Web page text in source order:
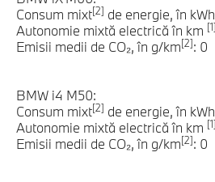
Consum mixt[2] de energie, în
Autonomie mixtă electrică în km
Emisii medii de CO₂, în g/km[2]: 0
BMW i4 M50:
Consum mixt[2] de energie, în
Autonomie mixtă electrică în km
Emisii medii de CO₂, în g/km[2]: 0